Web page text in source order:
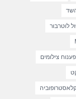
לוטרבור
פענוח צילומים